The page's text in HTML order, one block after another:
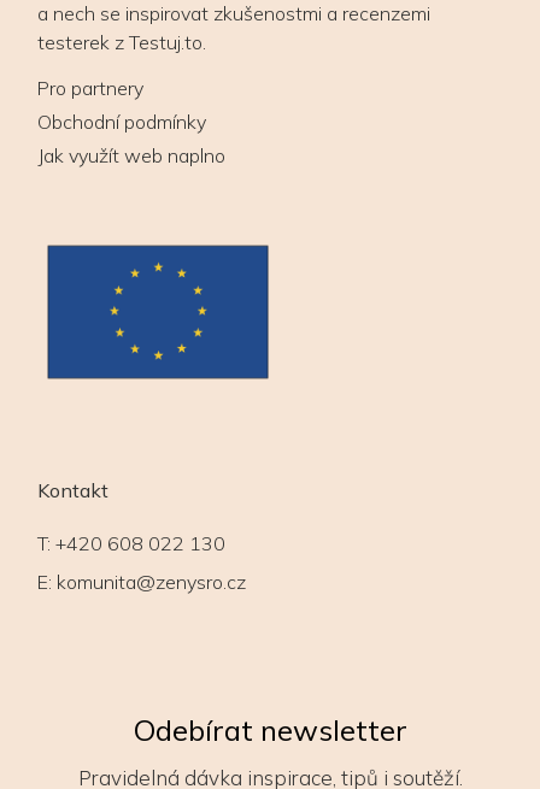
a nech se inspirovat zkušenostmi a recenzemi
testerek z Testuj.to.
Pro partnery
Obchodní podmínky
Jak využít web naplno
Kontakt
T: +420 608 022 130
E: komunita@zenysro.cz
Odebírat newsletter
Pravidelná dávka inspirace, tipů i soutěží.